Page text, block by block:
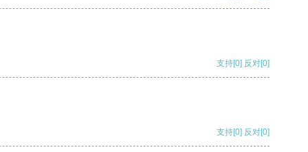
支持[0] 反对[0]
支持[0] 反对[0]